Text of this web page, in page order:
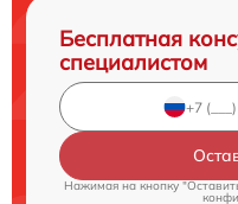
Бесплатная
специалистом
Нажимая на кнопку